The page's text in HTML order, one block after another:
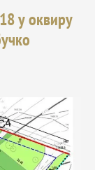
у оквиру